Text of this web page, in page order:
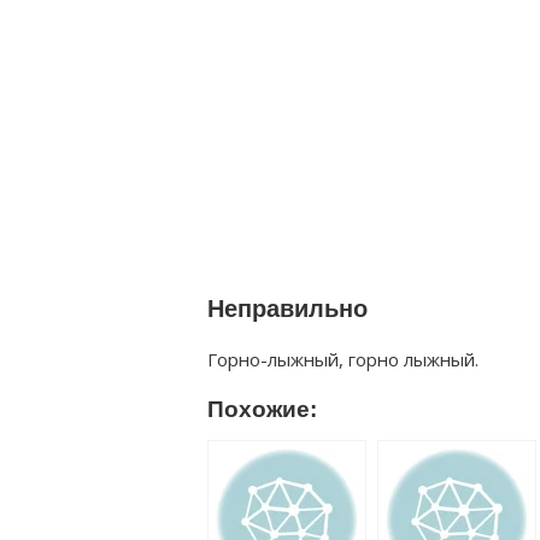
Неправильно
Горно-лыжный, горно лыжный.
Похожие: